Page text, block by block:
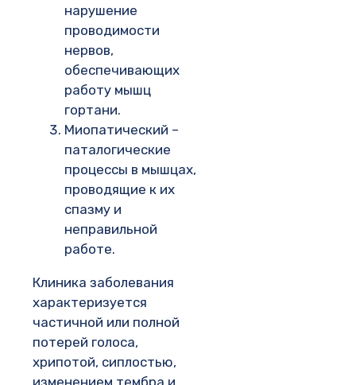
нарушение
проводимости
нервов,
обеспечивающих
работу мышц
гортани.
Миопатический –
паталогические
процессы в мышцах,
проводящие к их
спазму и
неправильной
работе.
Клиника заболевания
характеризуется
частичной или полной
потерей голоса,
хрипотой, сиплостью,